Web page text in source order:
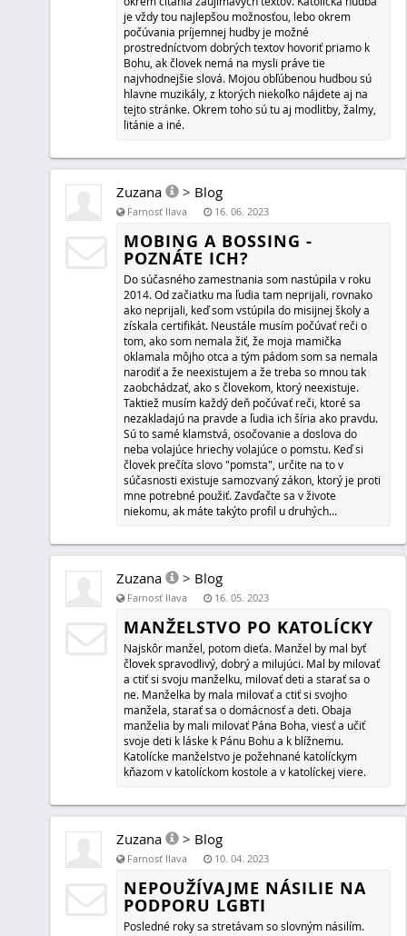
Zuzana >Blog
Farnosť Ilava 01. 04. 2023
SCHIZOFRÉNIA JE OBYČAJNÉ
PÔSOBENIE
počet obyvateľov Slovenska. Dokonca som sa
osoba zo zahraničia chce ukončiť svoj život eutanáziou
chorobu. Už pracuje so psychológmi, ktorí jej túto
Čo ju čaká po smrti? Zachráni ju Boh? Prečo sa ju
pred večnou smrťou, ktorá ju pravdepodobne po
Zuzana >Blog
Farnosť Ilava 25. 03. 2023
ONLINE KURZ KATECHIZMUS S
Chceš spoznať katolícku vieru? V Koho to vlastne
zmysel života? Ježiš Kristus ti dá zmysel života i večný
Zuzana >Blog
Farnosť Ilava 16. 12. 2022
MOJA ONLINE MISIA -
ČÍTANIE A SVÄTÉ PÍSMO
V súčasnosti je úcta k Bohu a svätým silno potlačovaná
skôr človek, ako niekto, kto je na poprednom mieste
človeka k väčšej láske k Ježišovi Kristovi, Panne Márii,
miesto v živote.
Marcela >Blog
Farnosť Ilava 02. 11. 2022